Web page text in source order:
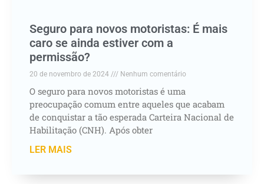
Seguro para novos motoristas: É mais
caro se ainda estiver com a
permissão?
20 de novembro de 2024 Nenhum comentário
O seguro para novos motoristas é uma
preocupação comum entre aqueles que acabam
de conquistar a tão esperada Carteira Nacional de
Habilitação (CNH). Após obter
LER MAIS